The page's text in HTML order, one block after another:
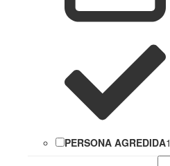
PERSONA AGREDIDA1